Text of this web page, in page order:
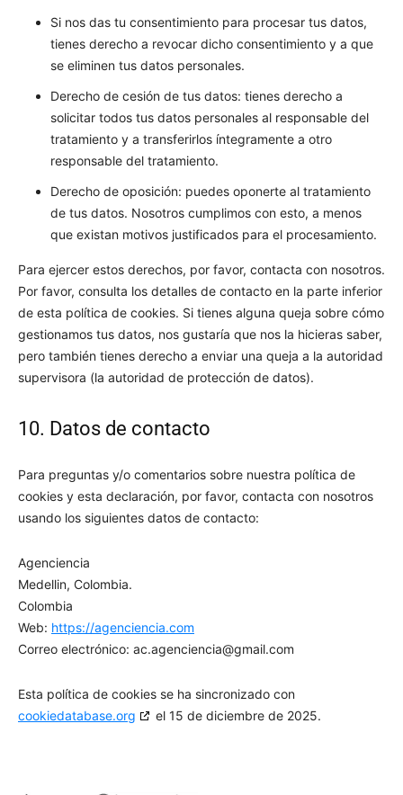
Si nos das tu consentimiento para procesar tus datos,
tienes derecho a revocar dicho consentimiento y a que
se eliminen tus datos personales.
Derecho de cesión de tus datos: tienes derecho a
solicitar todos tus datos personales al responsable del
tratamiento y a transferirlos íntegramente a otro
responsable del tratamiento.
Derecho de oposición: puedes oponerte al tratamiento
de tus datos. Nosotros cumplimos con esto, a menos
que existan motivos justificados para el procesamiento.
Para ejercer estos derechos, por favor, contacta con nosotros.
Por favor, consulta los detalles de contacto en la parte inferior
de esta política de cookies. Si tienes alguna queja sobre cómo
gestionamos tus datos, nos gustaría que nos la hicieras saber,
pero también tienes derecho a enviar una queja a la autoridad
supervisora (la autoridad de protección de datos).
10. Datos de contacto
Para preguntas y/o comentarios sobre nuestra política de
cookies y esta declaración, por favor, contacta con nosotros
usando los siguientes datos de contacto:
Agenciencia
Medellin, Colombia.
Colombia
Web: https://agenciencia.com
Correo electrónico: ac.agenciencia@gmail.com
Esta política de cookies se ha sincronizado con
cookiedatabase.org
el 15 de diciembre de 2025.